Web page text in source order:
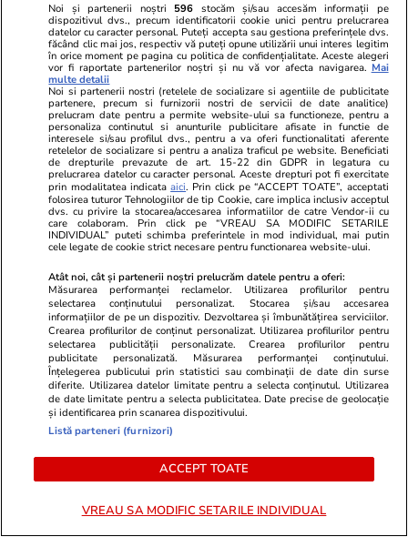
ZiaruldeIasi.ro
Motivul interesant pentru care o
elevă din rural cu o medie de top
la Evaluarea Națională a ales un
liceu tehnologic. „Este o
nebuloasă și pentru noi”
Fanatik.ro
Catastrofă
fotbalist a
lovit de
ULTIMELE ȘTIRI
Știri România 05 aug.
Vremea de mâine, 6 august 2026. Șapte
județe, sub cod roșu de caniculă și alte 31, sub
Vacanțe și Cultură
Noi și partenerii noștri 596 stocăm și/sau accesăm informații pe
dispozitivul dvs., precum identificatorii cookie unici pentru prelucrarea
datelor cu caracter personal. Puteți accepta sau gestiona preferințele dvs.
făcând clic mai jos, respectiv vă puteți opune utilizării unui interes legitim
în orice moment pe pagina cu politica de confidențialitate. Aceste alegeri
vor fi raportate partenerilor noștri și nu vă vor afecta navigarea. Mai
multe detalii
Noi si partenerii nostri (retelele de socializare si agentiile de publicitate
partenere, precum si furnizorii nostri de servicii de date analitice)
prelucram date pentru a permite website-ului sa functioneze, pentru a
personaliza continutul si anunturile publicitare afisate in functie de
interesele si/sau profilul dvs., pentru a va oferi functionalitati aferente
retelelor de socializare si pentru a analiza traficul pe website. Beneficiati
de drepturile prevazute de art. 15-22 din GDPR in legatura cu
prelucrarea datelor cu caracter personal. Aceste drepturi pot fi exercitate
prin modalitatea indicataaici. Prin click pe “ACCEPT TOATE”, acceptati
folosirea tuturor Tehnologiilor de tip Cookie, care implica inclusiv acceptul
dvs. cu privire la stocarea/accesarea informatiilor de catre Vendor-ii cu
care colaboram. Prin click pe “VREAU SA MODIFIC SETARILE
INDIVIDUAL” puteti schimba preferintele in mod individual, mai putin
cele legate de cookie strict necesare pentru functionarea website-ului.
Atât noi, cât și partenerii noștri prelucrăm datele pentru a oferi:
Măsurarea performanței reclamelor. Utilizarea profilurilor pentru
selectarea conținutului personalizat. Stocarea și/sau accesarea
informațiilor de pe un dispozitiv. Dezvoltarea și îmbunătățirea serviciilor.
Crearea profilurilor de conținut personalizat. Utilizarea profilurilor pentru
selectarea publicității personalizate. Crearea profilurilor pentru
publicitate personalizată. Măsurarea performanței conținutului.
Înțelegerea publicului prin statistici sau combinații de date din surse
diferite. Utilizarea datelor limitate pentru a selecta conținutul. Utilizarea
de date limitate pentru a selecta publicitatea. Date precise de geolocație
și identificarea prin scanarea dispozitivului.
Listă parteneri (furnizori)
ACCEPT TOATE
VREAU SA MODIFIC SETARILE INDIVIDUAL